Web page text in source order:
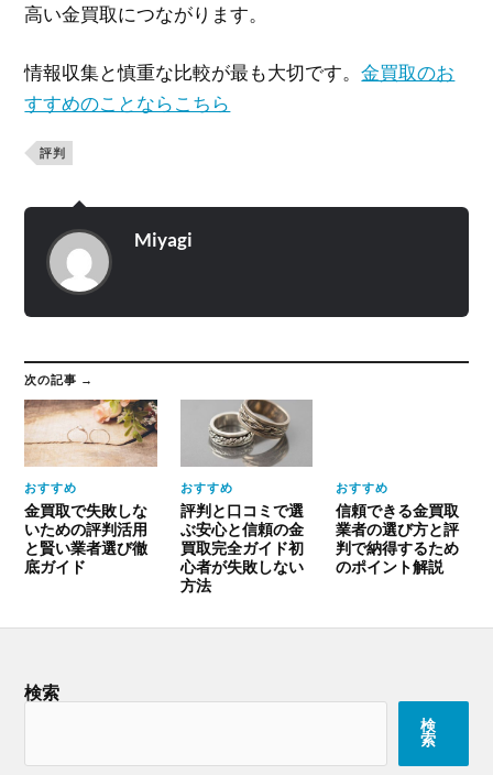
高い金買取につながります。
情報収集と慎重な比較が最も大切です。金買取のお
すすめのことならこちら
評判
Miyagi
次の記事 →
おすすめ
金買取で失敗しな
いための評判活用
と賢い業者選び徹
底ガイド
おすすめ
評判と口コミで選
ぶ安心と信頼の金
買取完全ガイド初
心者が失敗しない
方法
おすすめ
信頼できる金買取
業者の選び方と評
判で納得するため
のポイント解説
検索
検
索